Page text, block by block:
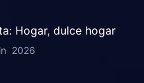
Hogar, dulce hogar
2026